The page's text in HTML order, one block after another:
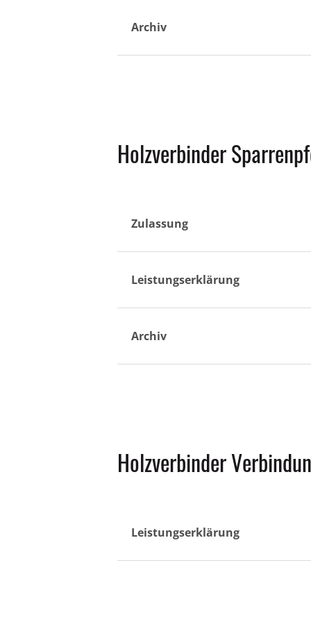
Archiv
Holzverbinder
Zulassung
Leistungserklärung
Archiv
Holzverbinder
Leistungserklärung